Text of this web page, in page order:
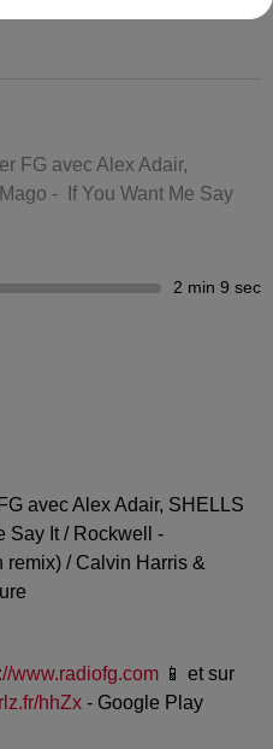
FG avec Alex Adair,
- If You Want Me Say
2 min 9 sec
avec Alex Adair, SHELLS
Say It / Rockwell -
remix) / Calvin Harris &
www.radiofg.com 📱 et sur
hhZx - Google Play